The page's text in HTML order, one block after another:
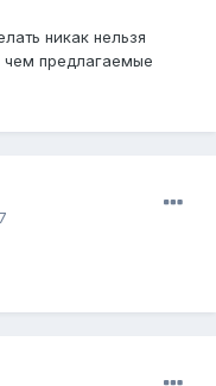
никак нельзя
чем предлагаемые